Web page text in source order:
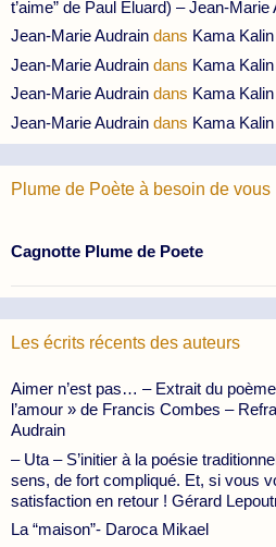
t’aime” de Paul Eluard) – Jean-Marie
Jean-Marie Audrain dans Kama
Jean-Marie Audrain dans Kama
Jean-Marie Audrain dans Kama
Jean-Marie Audrain dans Kama
Plume de Poète à besoin de vous
Cagnotte Plume de Poete
Les écrits récents des auteurs
Aimer n’est pas… – Extrait du
l’amour » de Francis Combes –
Audrain
– Uta – S’initier à la poésie
sens, de fort compliqué. Et, si vous
satisfaction en retour ! Gérard
La “maison”- Daroca Mikael